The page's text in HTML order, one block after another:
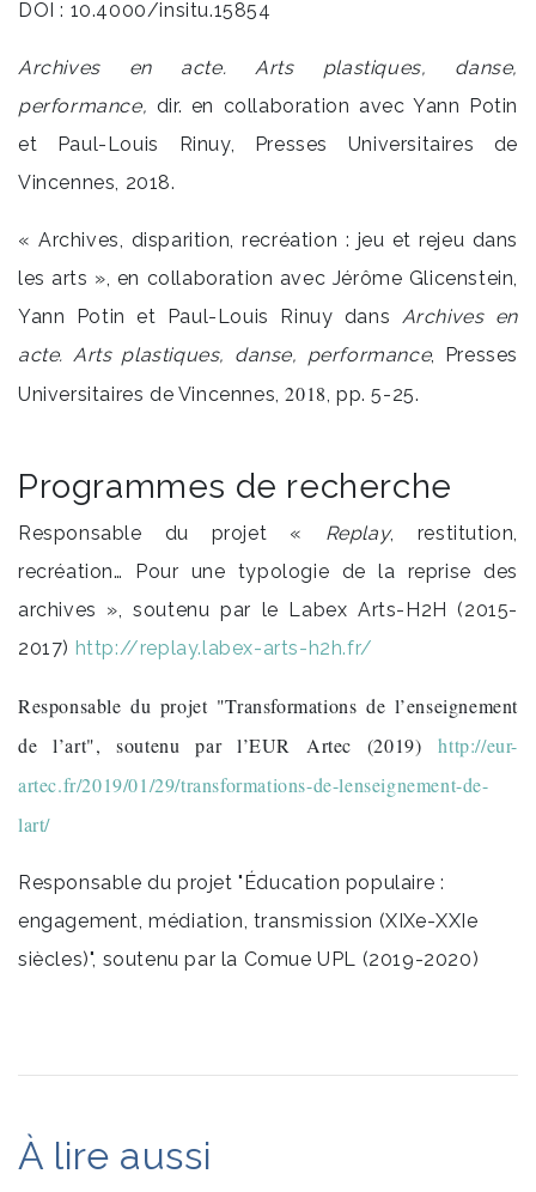
DOI : 10.4000/insitu.15854
Archives en acte. Arts plastiques, danse,
performance, dir. en collaboration avec Yann Potin
et Paul-Louis Rinuy, Presses Universitaires de
Vincennes, 2018.
« Archives, disparition, recréation : jeu et rejeu dans
les arts », en collaboration avec Jérôme Glicenstein,
Yann Potin et Paul-Louis Rinuy dans Archives en
acte. Arts plastiques, danse, performance, Presses
Universitaires de Vincennes,2018, pp. 5-25.
Programmes de recherche
Responsable du projet « Replay, restitution,
recréation… Pour une typologie de la reprise des
archives », soutenu par le Labex Arts-H2H (2015-
2017) http://replay.labex-arts-h2h.fr/
Responsable du projet "Transformations de l’enseignement
de l’art", soutenu par l’EUR Artec (2019)http://eur-
artec.fr/2019/01/29/transformations-de-lenseignement-de-
lart/
Responsable du projet "Éducation populaire :
engagement, médiation, transmission (XIXe-XXIe
siècles)", soutenu par la Comue UPL (2019-2020)
À lire aussi